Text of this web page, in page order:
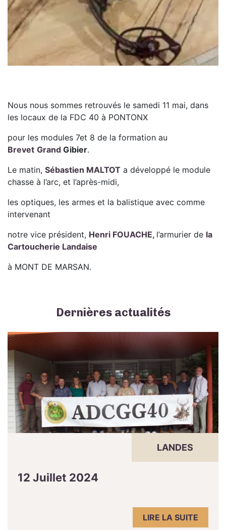
Nous nous sommes retrouvés le samedi 11 mai, dans
les locaux de la FDC 40 à PONTONX
pour les modules 7et 8 de la formation au
Brevet Grand Gibier.
Le matin, Sébastien MALTOT a développé le module
chasse à l’arc, et l’après-midi,
les optiques, les armes et la balistique avec comme
intervenant
notre vice président, Henri FOUACHE, l’armurier de la
Cartoucherie Landaise
à MONT DE MARSAN.
Dernières actualités
LANDES
12 Juillet 2024
LIRE LA SUITE